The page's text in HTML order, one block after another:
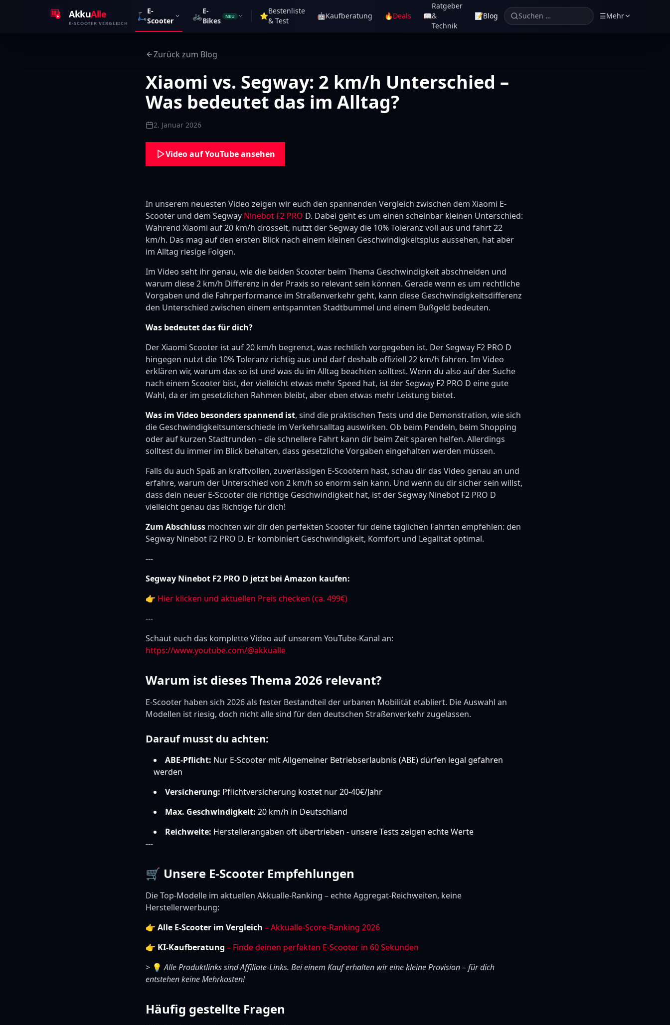
AkkuAlle
E-SCOOTER VERGLEICH
🛴E-
Scooter
🚲E-
Bikes
NEU ⭐
Bestenliste
& Test
🤖Kaufberatung 🔥Deals 📖
Ratgeber
&
Technik
📝Blog Suchen … ☰Mehr
Zurück zum Blog
Xiaomi vs. Segway: 2 km/h Unterschied –
Was bedeutet das im Alltag?
2. Januar 2026
Video auf YouTube ansehen
In unserem neuesten Video zeigen wir euch den spannenden Vergleich zwischen dem Xiaomi E-
Scooter und dem Segway Ninebot F2 PRO D. Dabei geht es um einen scheinbar kleinen Unterschied:
Während Xiaomi auf 20 km/h drosselt, nutzt der Segway die 10% Toleranz voll aus und fährt 22
km/h. Das mag auf den ersten Blick nach einem kleinen Geschwindigkeitsplus aussehen, hat aber
im Alltag riesige Folgen.
Im Video seht ihr genau, wie die beiden Scooter beim Thema Geschwindigkeit abschneiden und
warum diese 2 km/h Differenz in der Praxis so relevant sein können. Gerade wenn es um rechtliche
Vorgaben und die Fahrperformance im Straßenverkehr geht, kann diese Geschwindigkeitsdifferenz
den Unterschied zwischen einem entspannten Stadtbummel und einem Bußgeld bedeuten.
Was bedeutet das für dich?
Der Xiaomi Scooter ist auf 20 km/h begrenzt, was rechtlich vorgegeben ist. Der Segway F2 PRO D
hingegen nutzt die 10% Toleranz richtig aus und darf deshalb offiziell 22 km/h fahren. Im Video
erklären wir, warum das so ist und was du im Alltag beachten solltest. Wenn du also auf der Suche
nach einem Scooter bist, der vielleicht etwas mehr Speed hat, ist der Segway F2 PRO D eine gute
Wahl, da er im gesetzlichen Rahmen bleibt, aber eben etwas mehr Leistung bietet.
Was im Video besonders spannend ist, sind die praktischen Tests und die Demonstration, wie sich
die Geschwindigkeitsunterschiede im Verkehrsalltag auswirken. Ob beim Pendeln, beim Shopping
oder auf kurzen Stadtrunden – die schnellere Fahrt kann dir beim Zeit sparen helfen. Allerdings
solltest du immer im Blick behalten, dass gesetzliche Vorgaben eingehalten werden müssen.
Falls du auch Spaß an kraftvollen, zuverlässigen E-Scootern hast, schau dir das Video genau an und
erfahre, warum der Unterschied von 2 km/h so enorm sein kann. Und wenn du dir sicher sein willst,
dass dein neuer E-Scooter die richtige Geschwindigkeit hat, ist der Segway Ninebot F2 PRO D
vielleicht genau das Richtige für dich!
Zum Abschluss möchten wir dir den perfekten Scooter für deine täglichen Fahrten empfehlen: den
Segway Ninebot F2 PRO D. Er kombiniert Geschwindigkeit, Komfort und Legalität optimal.
---
Segway Ninebot F2 PRO D jetzt bei Amazon kaufen:
👉 Hier klicken und aktuellen Preis checken (ca. 499€)
---
Schaut euch das komplette Video auf unserem YouTube-Kanal an:
https://www.youtube.com/@akkualle
Warum ist dieses Thema 2026 relevant?
E-Scooter haben sich 2026 als fester Bestandteil der urbanen Mobilität etabliert. Die Auswahl an
Modellen ist riesig, doch nicht alle sind für den deutschen Straßenverkehr zugelassen.
Darauf musst du achten:
ABE-Pflicht: Nur E-Scooter mit Allgemeiner Betriebserlaubnis (ABE) dürfen legal gefahren
werden
Versicherung: Pflichtversicherung kostet nur 20-40€/Jahr
Max. Geschwindigkeit: 20 km/h in Deutschland
Reichweite: Herstellerangaben oft übertrieben - unsere Tests zeigen echte Werte
---
🛒 Unsere E-Scooter Empfehlungen
Die Top-Modelle im aktuellen Akkualle-Ranking – echte Aggregat-Reichweiten, keine
Herstellerwerbung:
👉 Alle E-Scooter im Vergleich – Akkualle-Score-Ranking 2026
👉 KI-Kaufberatung – Finde deinen perfekten E-Scooter in 60 Sekunden
> 💡Alle Produktlinks sind Affiliate-Links. Bei einem Kauf erhalten wir eine kleine Provision – für dich
entstehen keine Mehrkosten!
Häufig gestellte Fragen